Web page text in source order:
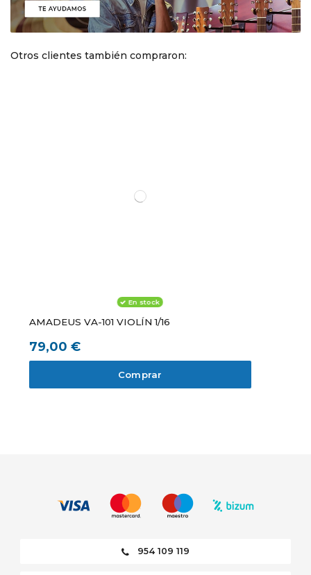
Otros clientes también compraron:
En stock
AMADEUS VA-101 VIOLÍN 1/16
79,00 €
Comprar
954 109 119